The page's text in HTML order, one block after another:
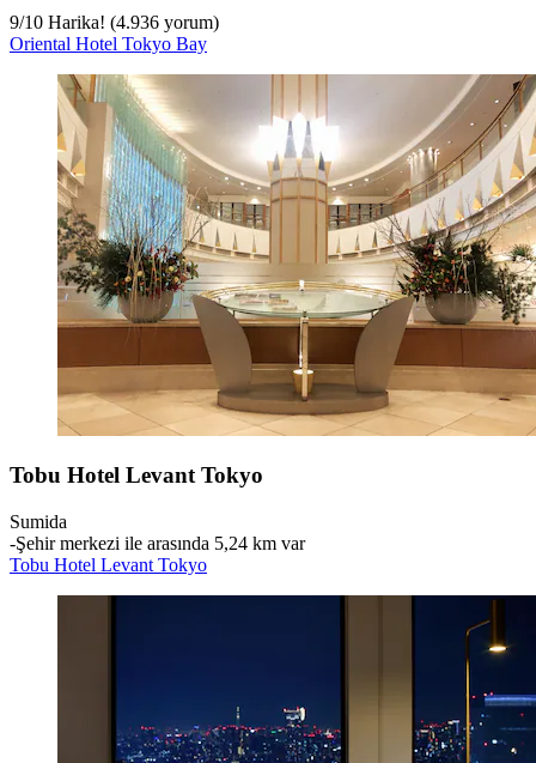
9/10 Harika! (4.936 yorum)
Oriental Hotel Tokyo Bay
Tobu Hotel Levant Tokyo
Sumida
‐Şehir merkezi ile arasında 5,24 km var
Tobu Hotel Levant Tokyo